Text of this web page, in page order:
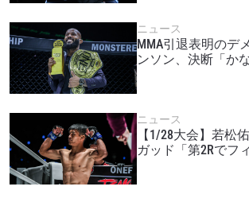
ニュース
MMA引退表明のデ
ンソン、決断「か
ニュース
【1/28大会】若松
ガッド「第2Rでフ
対戦相手
大会
最新情報をゲット
ONEチャンピオンシップとどこでも
ュース、特別オファー、ライブイベ
席をゲットするため今すぐ登録を！
名前（ローマ字で記入）